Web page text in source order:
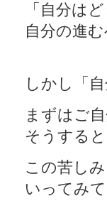
「自分は
自分の進
しかし「
まずはご
そうする
この苦し
いってみて